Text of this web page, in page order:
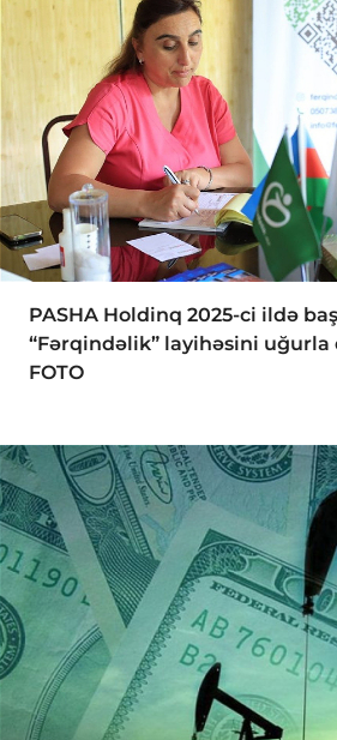
PASHA Holdinq 2025-ci ildə
“Fərqindəlik” layihəsini
FOTO